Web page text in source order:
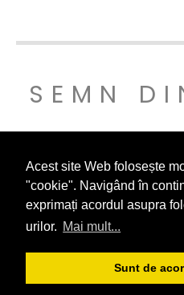
Acest site Web folosește
"cookie". Navigând în
exprimați acordul asupra
urilor. Mai mult...
Sunt de
SEMN